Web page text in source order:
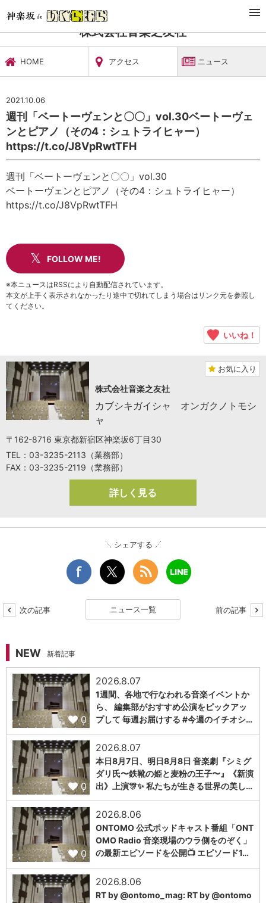
文化施設・ギャラリー
株式会社音楽之友社
HOME アクセス ニュース
2021.10.06
週刊「ベートーヴェンと〇〇」vol.30ベートーヴェ
ンとピアノ（その4：シュトライヒャー）
https://t.co/J8VpRwtTFH
週刊「ベートーヴェンと〇〇」vol.30
ベートーヴェンとピアノ（その4：シュトライヒャー）
https://t.co/J8VpRwtTFH
FOLLOW ME!
※本ニュースはRSSにより自動配信されています。
本文が上手く表示されなかったり途中で切れてしまう場合はリンク元を参照し
てください。
いいね！
お気に入り
株式会社音楽之友社
カブシキガイシャ オンガクノトモシ
ャ
〒162-8716 東京都新宿区神楽坂6丁目30
TEL：03-3235-2113（業務部）
FAX：03-3235-2119（業務部）
詳しく見る
シェアする
次の記事 ニュース一覧 前の記事
NEW 新着記事
0
2026.8.07
1週間、各地で行なわれる音楽イベントか
ら、 編集部がおすすめ公演をピックアッ
プして 毎週お届けする #今週のイチオシ…
0
2026.8.07
本日8月7日、明日8月8日 音楽劇『シミグ
ダリ氏〜鉄靴の姫と麦粉の王子〜』《新演
出》上演🎊✨ 私たちが生きる世界の美し…
0
2026.8.06
ONTOMO 公式ポッドキャスト番組「ONT
OMO Radio 音楽現場のウラ側をのぞく」
の最新エピソードを公開📺 エピソード1…
2026.8.06
RT by @ontomo_mag: RT by @ontomo